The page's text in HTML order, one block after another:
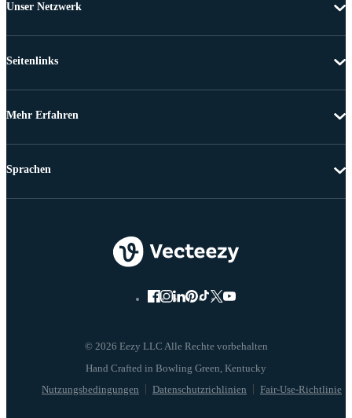
Unser Netzwerk
Seitenlinks
Mehr Erfahren
© 2026 Eezy LLC Alle Rechte vorbehalten
Nutzungsbedingungen Datenschutzrichlinien Fair-Use-Richtlinie
Sprachen